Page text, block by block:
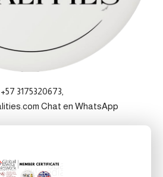
3175320673,
Chat en WhatsApp